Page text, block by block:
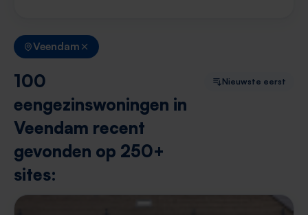
Veendam
100
eengezinswoningen in
Veendam recent
gevonden op 250+
sites:
Nieuwste eerst